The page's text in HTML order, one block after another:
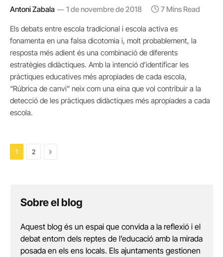
Antoni Zabala 1 de novembre de 2018 7 Mins Read
Els debats entre escola tradicional i escola activa es
fonamenta en una falsa dicotomia i, molt probablement, la
resposta més adient és una combinació de diferents
estratègies didàctiques. Amb la intenció d’identificar les
pràctiques educatives més apropiades de cada escola,
“Rúbrica de canvi” neix com una eina que vol contribuir a la
detecció de les pràctiques didàctiques més apropiades a cada
escola.
1 2 Next
Sobre el blog
Aquest blog és un espai que convida a la reflexió i el
debat entorn dels reptes de l’educació amb la mirada
posada en els ens locals. Els ajuntaments gestionen